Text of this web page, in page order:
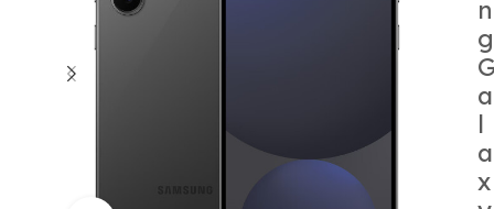
n
g
a
l
a
x